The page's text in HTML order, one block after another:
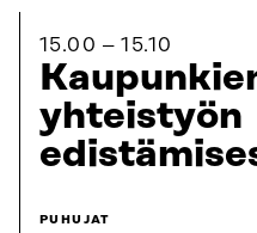
15.00 15.10
yhteistyön
PUHUJAT